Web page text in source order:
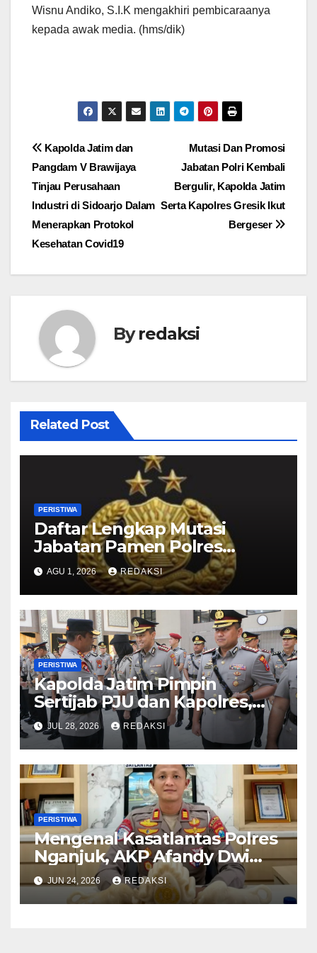
Wisnu Andiko, S.I.K mengakhiri pembicaraanya
kepada awak media. (hms/dik)
Navigasi
pos
Mutasi Dan Promosi
Jabatan Polri Kembali
Bergulir, Kapolda Jatim
Serta Kapolres Gresik Ikut
Bergeser
Kapolda Jatim dan
Pangdam V Brawijaya
Tinjau Perusahaan
Industri di Sidoarjo Dalam
Menerapkan Protokol
Kesehatan Covid19
Byredaksi
Related Post
PERISTIWA
Daftar Lengkap Mutasi
Jabatan Pamen Polres
Jajaran Polda Jatim 2026
AGU 1, 2026 REDAKSI
PERISTIWA
Kapolda Jatim Pimpin
Sertijab PJU dan Kapolres,
Perkuat Regenerasi
Kepemimpinan dan
Pelayanan Presisi
JUL 28, 2026 REDAKSI
PERISTIWA
Mengenal Kasatlantas Polres
Nganjuk, AKP Afandy Dwi
Takdir
JUN 24, 2026 REDAKSI